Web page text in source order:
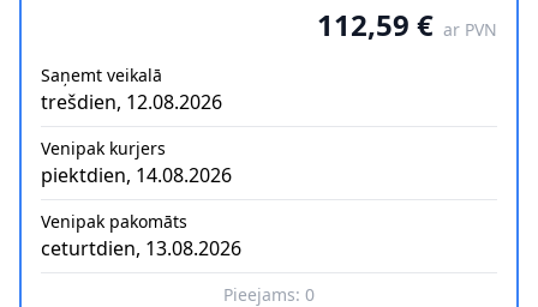
112,59 € ar PVN
Saņemt veikalā
trešdien, 12.08.2026
Venipak kurjers
piektdien, 14.08.2026
Venipak pakomāts
ceturtdien, 13.08.2026
Pieejams: 0